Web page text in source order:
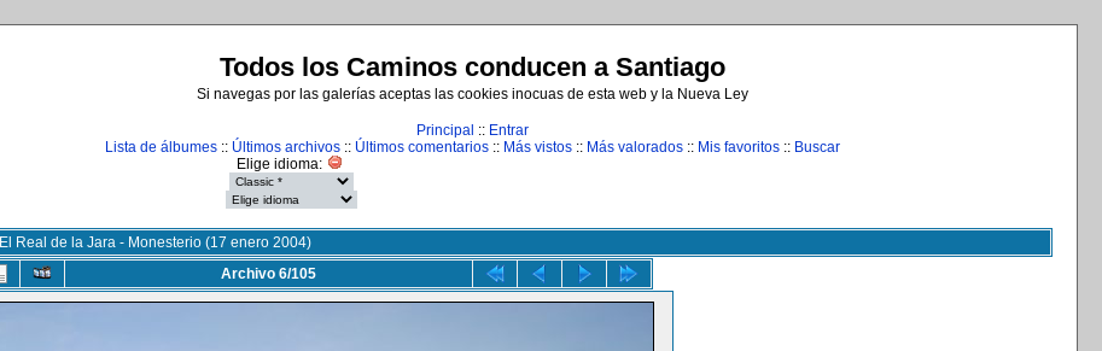
Todos los Caminos conducen a Santiago
Si navegas por las galerías aceptas las cookies inocuas de esta web y la Nueva Ley
Principal :: Entrar
Lista de álbumes:: Últimos archivos:: Últimos comentarios:: Más vistos:: Más valorados:: Mis favoritos:: Buscar
Elige idioma:
El Real de la Jara - Monesterio (17 enero 2004)
Archivo 6/105